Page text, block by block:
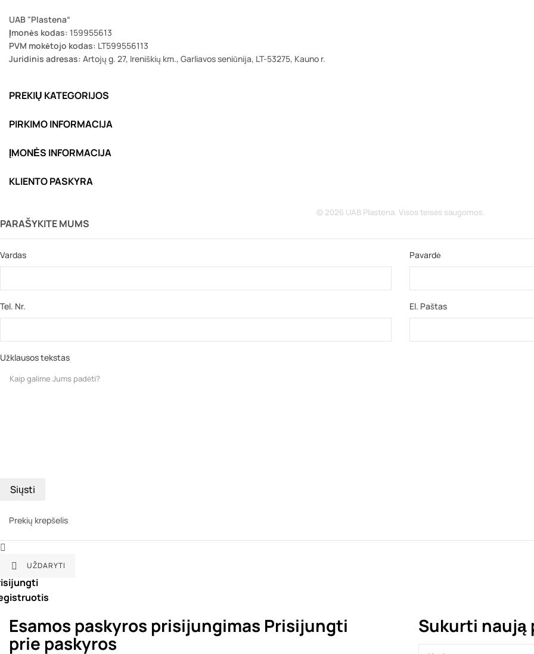
UAB "Plastena“
Įmonės kodas: 159955613
PVM mokėtojo kodas: LT599556113
Juridinis adresas: Artojų g. 27, Ireniškių km., Garliavos seniūnija, LT-53275, Kauno r.
PREKIŲ KATEGORIJOS
PIRKIMO INFORMACIJA
ĮMONĖS INFORMACIJA
KLIENTO PASKYRA
© 2026 UAB Plastena. Visos teisės saugomos.
PARAŠYKITE MUMS
Vardas Pavardė
Tel. Nr. El. Paštas
Užklausos tekstas
Siųsti
Prekių krepšelis


UŽDARYTI
Esamos paskyros prisijungimas Prisijungti
prie paskyros
Sukurti naują